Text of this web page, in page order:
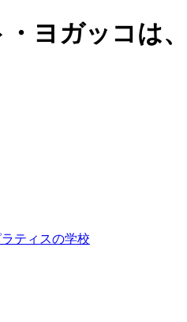
ヨガッコは
ティスの学校